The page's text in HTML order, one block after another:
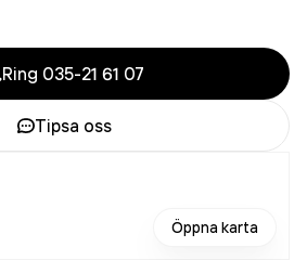
Ring 035-21 61 07
Tipsa oss
Öppna karta